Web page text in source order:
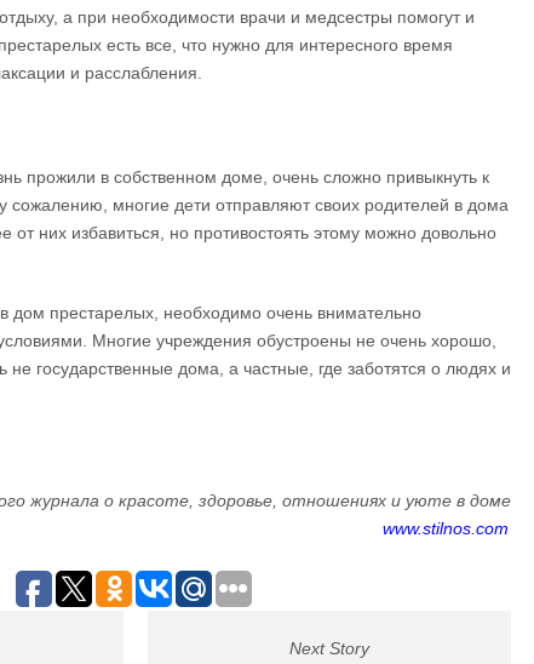
а при необходимости врачи и медсестры помогут и
есть все, что нужно для интересного время
и расслабления.
прожили в собственном доме, очень сложно привыкнуть к
сожалению, многие дети отправляют своих родителей в дома
от них избавиться, но противостоять этому можно довольно
дом престарелых, необходимо очень внимательно
Многие учреждения обустроены не очень хорошо,
не государственные дома, а частные, где заботятся о людях и
журнала о красоте, здоровье, отношениях и уюте в доме
www.stilnos.com
Next Story